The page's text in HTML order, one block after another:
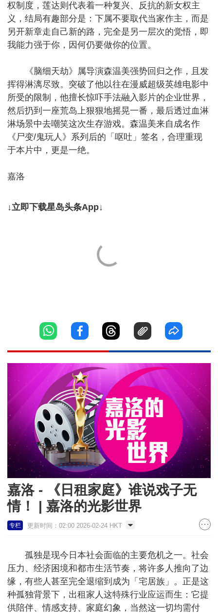
权制度，莲达则代表着一种复兴、反抗的新女权主
义，结局有趣部分是：下属不要取代当家作主，而是
另开新章走自己新的路，完全是另一层次的觉悟，即
我能力强于你，因何仍要做你的位置。
《脑细天劫》属导演森温美强势回归之作，且发
挥得淋漓尽致。突破了他以往在漫威超级英雄电影中
所受的限制，他擅长惊吓手法融入影片的企业世界，
然后扔到一座荒岛上狠狠地摇晃一番，最后透过血淋
淋场景中去嘲笑这次生存游戏。森温美来自成名作
《尸变/鬼玩人》系列后的「呕吐」签名，合理重现
于本片中，更是一绝。
嘉洛
↓立即下载星岛头条App↓
嘉洛 - 《日租家庭》谁说戏子无
情！ | 嘉洛的光影世界
专栏 更新时间：02:00 2026-02-24 HKT
孤独是现今日本社会面临的主要危机之一。社会
压力、经济困境和都市生活节奏，将许多人推向了边
缘，有些人甚至完全退缩到成为「宅居族」。正是这
种孤独背景下，出租家人这特殊行业应运而生：它提
供陪伴、情感支持、家庭幻象，当然这一切均需付